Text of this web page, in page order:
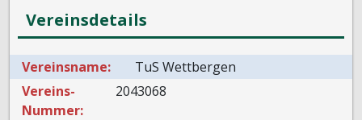
Vereinsdetails
Vereinsname:
TuS Wettbergen
Vereins-
Nummer:
2043068